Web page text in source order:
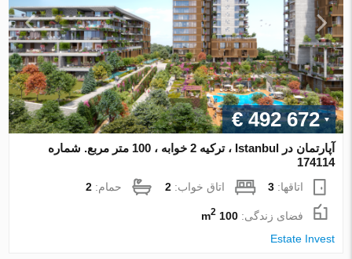
€ 492 672
آپارتمان در Istanbul ، ترکیه 2 خوابه ، 100 متر مربع. شماره
174114
اتاقها:3 اتاق خواب:2 حمام:2
فضای زندگی:100 m
2
Estate Invest